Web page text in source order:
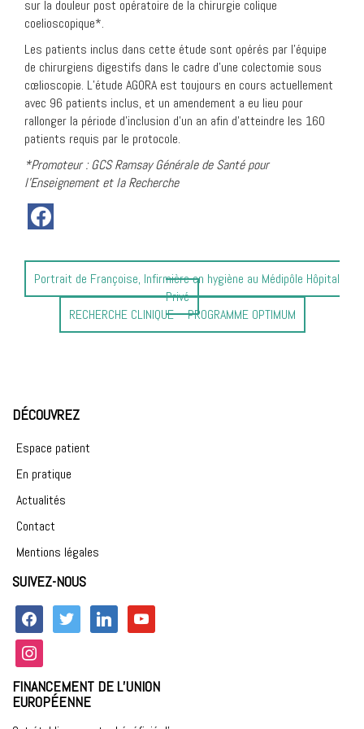
sur la douleur post opératoire de la chirurgie colique
coelioscopique*.
Les patients inclus dans cette étude sont opérés par l’équipe
de chirurgiens digestifs dans le cadre d’une colectomie sous
cœlioscopie. L’étude AGORA est toujours en cours actuellement
avec 96 patients inclus, et un amendement a eu lieu pour
rallonger la période d’inclusion d’un an afin d’atteindre les 160
patients requis par le protocole.
*Promoteur : GCS Ramsay Générale de Santé pour
l’Enseignement et la Recherche
Article
précédent
Portrait de Françoise, Infirmière en hygiène au Médipôle Hôpital
Privé
Article
suivant
RECHERCHE CLINIQUE – PROGRAMME OPTIMUM
DÉCOUVREZ
Espace patient
En pratique
Actualités
Contact
Mentions légales
SUIVEZ-NOUS
facebook twitter linkedin
youtube
instagram
FINANCEMENT DE L’UNION
EUROPÉENNE